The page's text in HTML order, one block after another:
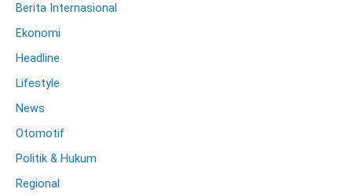
Berita Internasional
Ekonomi
Headline
Lifestyle
News
Otomotif
Politik & Hukum
Regional